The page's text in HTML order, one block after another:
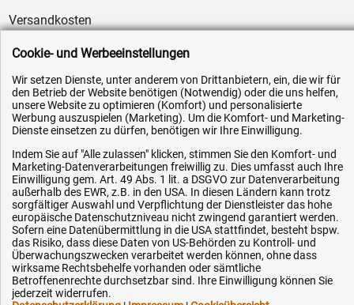
Versandkosten
AGB / Widerrufsrecht
Datenschutz
Impressum
Karriere
OEM-Ersatzteile
Technik-Hilfe
Downloads
Kontakt
Ihre Hytec-Hydraulik Vorteile
Cookie- und Werbeeinstellungen
Wir setzen Dienste, unter anderem von Drittanbietern, ein, die wir für
den Betrieb der Website benötigen (Notwendig) oder die uns helfen,
unsere Website zu optimieren (Komfort) und personalisierte
Werbung auszuspielen (Marketing). Um die Komfort- und Marketing-
Dienste einsetzen zu dürfen, benötigen wir Ihre Einwilligung.
Indem Sie auf "Alle zulassen" klicken, stimmen Sie den Komfort- und
Marketing-Datenverarbeitungen freiwillig zu. Dies umfasst auch Ihre
Einwilligung gem. Art. 49 Abs. 1 lit. a DSGVO zur Datenverarbeitung
außerhalb des EWR, z.B. in den USA. In diesen Ländern kann trotz
sorgfältiger Auswahl und Verpflichtung der Dienstleister das hohe
europäische Datenschutzniveau nicht zwingend garantiert werden.
Sofern eine Datenübermittlung in die USA stattfindet, besteht bspw.
das Risiko, dass diese Daten von US-Behörden zu Kontroll- und
Überwachungszwecken verarbeitet werden können, ohne dass
wirksame Rechtsbehelfe vorhanden oder sämtliche
Betroffenenrechte durchsetzbar sind. Ihre Einwilligung können Sie
jederzeit widerrufen.